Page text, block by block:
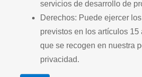
servicios de desarrollo de
Derechos: Puede ejercer
previstos en los artículos 15
que se recogen en nuestra
privacidad.